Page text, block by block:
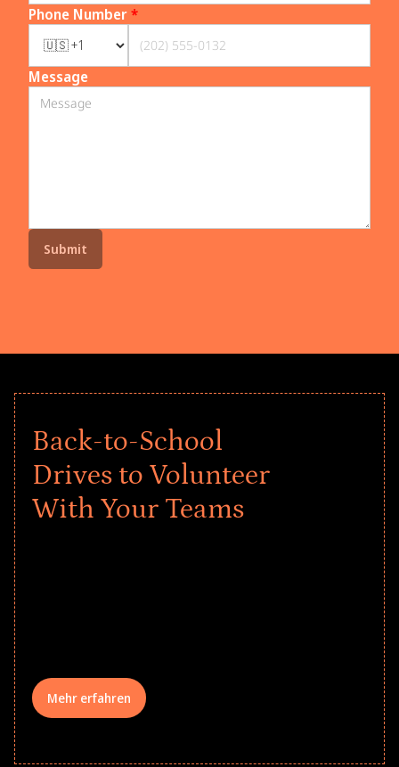
Phone Number*
Message
Back-to-School
Drives to Volunteer
With Your Teams
Mehr erfahren